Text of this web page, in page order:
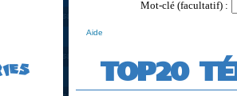
Mot-clé (facultatif) :
Aide
TOP20